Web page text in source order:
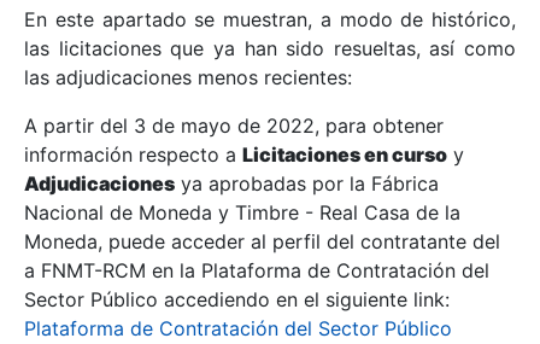
Mostrar/Ocultar
Mostrar/Ocultar
En este apartado se muestran, a modo de histórico,
las licitaciones que ya han sido resueltas, así como
las adjudicaciones menos recientes:
A partir del 3 de mayo de 2022, para obtener
información respecto a Licitaciones en curso y
Adjudicaciones ya aprobadas por la Fábrica
Nacional de Moneda y Timbre - Real Casa de la
Moneda, puede acceder al perfil del contratante del
a FNMT-RCM en la Plataforma de Contratación del
Sector Público accediendo en el siguiente link:
Plataforma de Contratación del Sector Público